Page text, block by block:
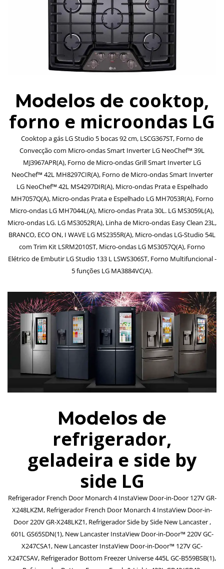
Modelos de cooktop,
forno e microondas LG
Cooktop a gás LG Studio 5 bocas 92 cm, LSCG367ST, Forno de
Convecção com Micro-ondas Smart Inverter LG NeoChef™ 39L
MJ3967APR(A), Forno de Micro-ondas Grill Smart Inverter LG
NeoChef™ 42L MH8297CIR(A), Forno de Micro-ondas Smart Inverter
LG NeoChef™ 42L MS4297DIR(A), Micro-ondas Prata e Espelhado
MH7057Q(A), Micro-ondas Prata e Espelhado LG MH7053R(A), Forno
Micro-ondas LG MH7044L(A), Micro-ondas Prata 30L. LG MS3059L(A),
Micro-ondas LG. LG MS3052R(A), Linha de Micro-ondas Easy Clean 23L,
BRANCO, ECO ON, I WAVE LG MS2355R(A), Micro-ondas LG-Studio 54L
com Trim Kit LSRM2010ST, Micro-ondas LG MS3057Q(A), Forno
Elétrico de Embutir LG Studio 133 L LSWS306ST, Forno Multifuncional -
5 funções LG MA3884VC(A).
Modelos de
refrigerador,
geladeira e side by
side LG
Refrigerador French Door Monarch 4 InstaView Door-in-Door 127V GR-
X248LKZM, Refrigerador French Door Monarch 4 InstaView Door-in-
Door 220V GR-X248LKZ1, Refrigerador Side by Side New Lancaster ,
601L GS65SDN(1), New Lancaster InstaView Door-in-Door™ 220V GC-
X247CSA1, New Lancaster InstaView Door-in-Door™ 127V GC-
X247CSAV, Refrigerador Bottom Freezer Universe 445L GC-B559BSB(1),